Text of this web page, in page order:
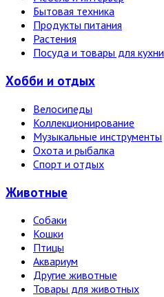
Бытовая техника
Продукты питания
Растения
Посуда и товары для кухни
Хобби и отдых
Велосипеды
Коллекционирование
Музыкальные инструменты
Охота и рыбалка
Спорт и отдых
Животные
Собаки
Кошки
Птицы
Аквариум
Другие животные
Товары для животных